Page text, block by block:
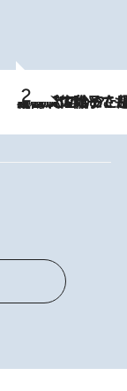
2026.8.5
【阿川佐和子さんの年とる力】なぜ70代で始めた趣味は“こんなに楽しい”のか？ ピアノ、俳句…スランプに陥っても続けられる“ある秘訣”とは